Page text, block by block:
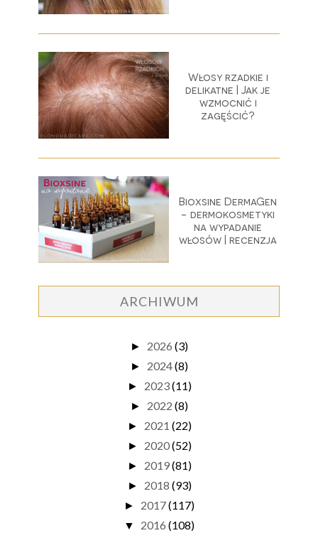
Włosy rzadkie i
delikatne | Jak je
wzmocnić i
zagęścić?
Bioxsine DermaGen
- dermokosmetyki
na wypadanie
włosów | recenzja
ARCHIWUM
► 2026 (3)
► 2024(8)
► 2023(11)
► 2022 (8)
► 2021 (22)
► 2020(52)
► 2019(81)
► 2018 (93)
► 2017(117)
▼ 2016 (108)